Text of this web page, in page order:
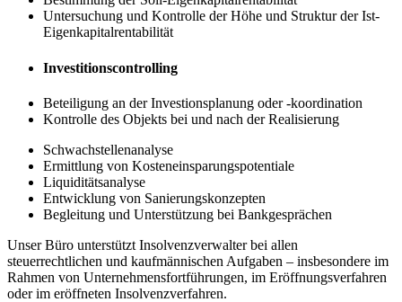
Untersuchung und Kontrolle der Höhe und Struktur der Ist-
Eigenkapitalrentabilität
Investitionscontrolling
Beteiligung an der Investionsplanung oder -koordination
Kontrolle des Objekts bei und nach der Realisierung
Schwachstellenanalyse
Ermittlung von Kosteneinsparungspotentiale
Liquiditätsanalyse
Entwicklung von Sanierungskonzepten
Begleitung und Unterstützung bei Bankgesprächen
Unser Büro unterstützt Insolvenzverwalter bei allen
steuerrechtlichen und kaufmännischen Aufgaben – insbesondere im
Rahmen von Unternehmensfortführungen, im Eröffnungsverfahren
oder im eröffneten Insolvenzverfahren.